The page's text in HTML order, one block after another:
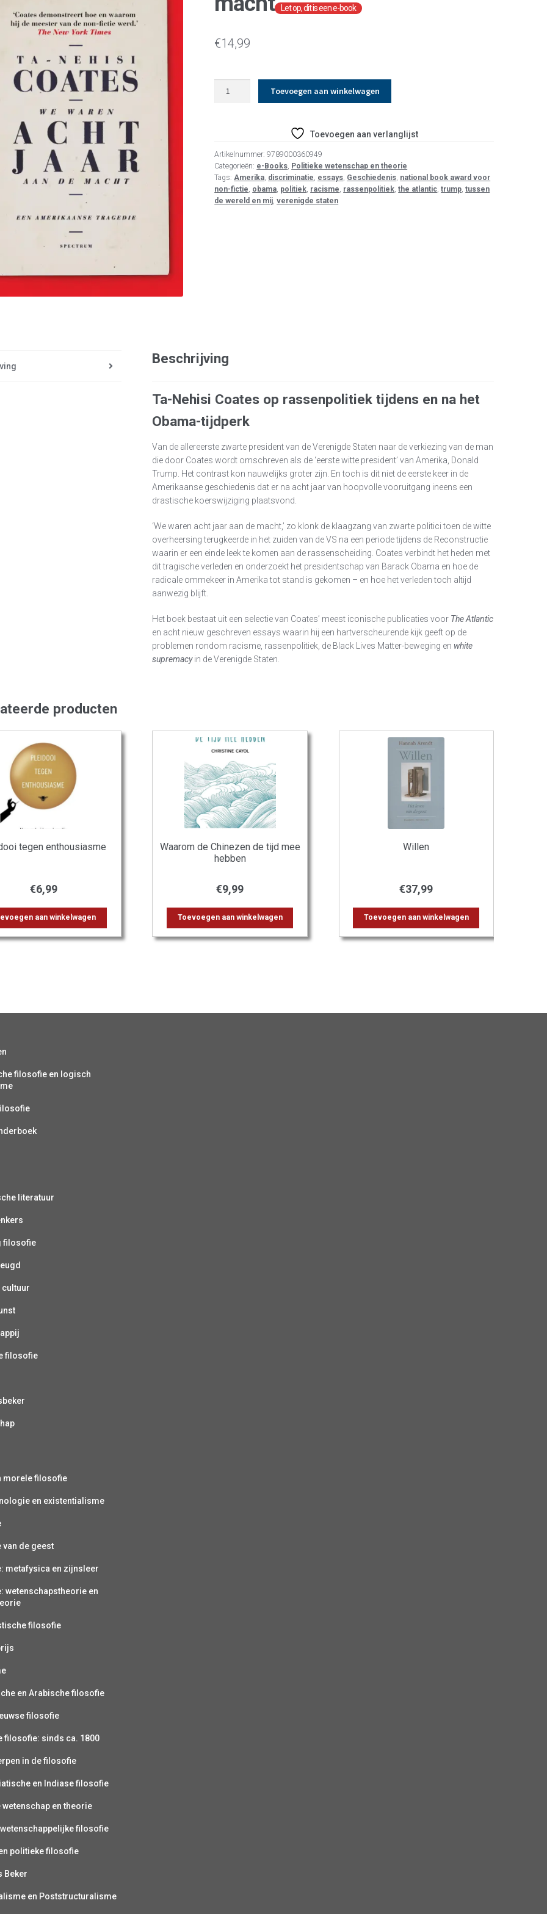
€14,99
de
macht
aantal
Toevoegen aan winkelwagen
Toevoegen aan verlanglijst
Artikelnummer:9789000360949
Categorieën: e-Books, Politieke wetenschap en theorie
Tags:Amerika, discriminatie, essays, Geschiedenis, national book award voor
non-fictie, obama, politiek, racisme, rassenpolitiek,the atlantic,trump,tussen
de wereld en mij,verenigde staten
Beschrijving
Ta-Nehisi Coates op rassenpolitiek tijdens en na het
Obama-tijdperk
Van de allereerste zwarte president van de Verenigde Staten naar de verkiezing van de man
die door Coates wordt omschreven als de ‘eerste witte president’ van Amerika, Donald
Trump. Het contrast kon nauwelijks groter zijn. En toch is dit niet de eerste keer in de
Amerikaanse geschiedenis dat er na acht jaar van hoopvolle vooruitgang ineens een
drastische koerswijziging plaatsvond.
‘We waren acht jaar aan de macht,’ zo klonk de klaagzang van zwarte politici toen de witte
overheersing terugkeerde in het zuiden van de VS na een periode tijdens de Reconstructie
waarin er een einde leek te komen aan de rassenscheiding. Coates verbindt het heden met
dit tragische verleden en onderzoekt het presidentschap van Barack Obama en hoe de
radicale ommekeer in Amerika tot stand is gekomen – en hoe het verleden toch altijd
aanwezig blijft.
Het boek bestaat uit een selectie van Coates’ meest iconische publicaties voor The Atlantic
en acht nieuw geschreven essays waarin hij een hartverscheurende kijk geeft op de
problemen rondom racisme, rassenpolitiek, de Black Lives Matter-beweging en white
supremacyin de Verenigde Staten.
producten
tegen enthousiasme
€6,99
aan winkelwagen
Waarom de Chinezen de tijd mee
hebben
€9,99
Toevoegen aan winkelwagen
Willen
€37,99
Toevoegen aan winkelwagen
filosofie en logisch
literatuur
filosofie
cultuur
filosofie
morele filosofie
en existentialisme
de geest
metafysica en zijnsleer
wetenschapstheorie en
filosofie
en Arabische filosofie
filosofie
filosofie: sinds ca. 1800
in de filosofie
en Indiase filosofie
en theorie
filosofie
politieke filosofie
Beker
en Poststructuralisme